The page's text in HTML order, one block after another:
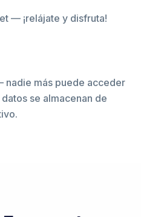
— ¡relájate y disfruta!
nadie más puede acceder
se almacenan de